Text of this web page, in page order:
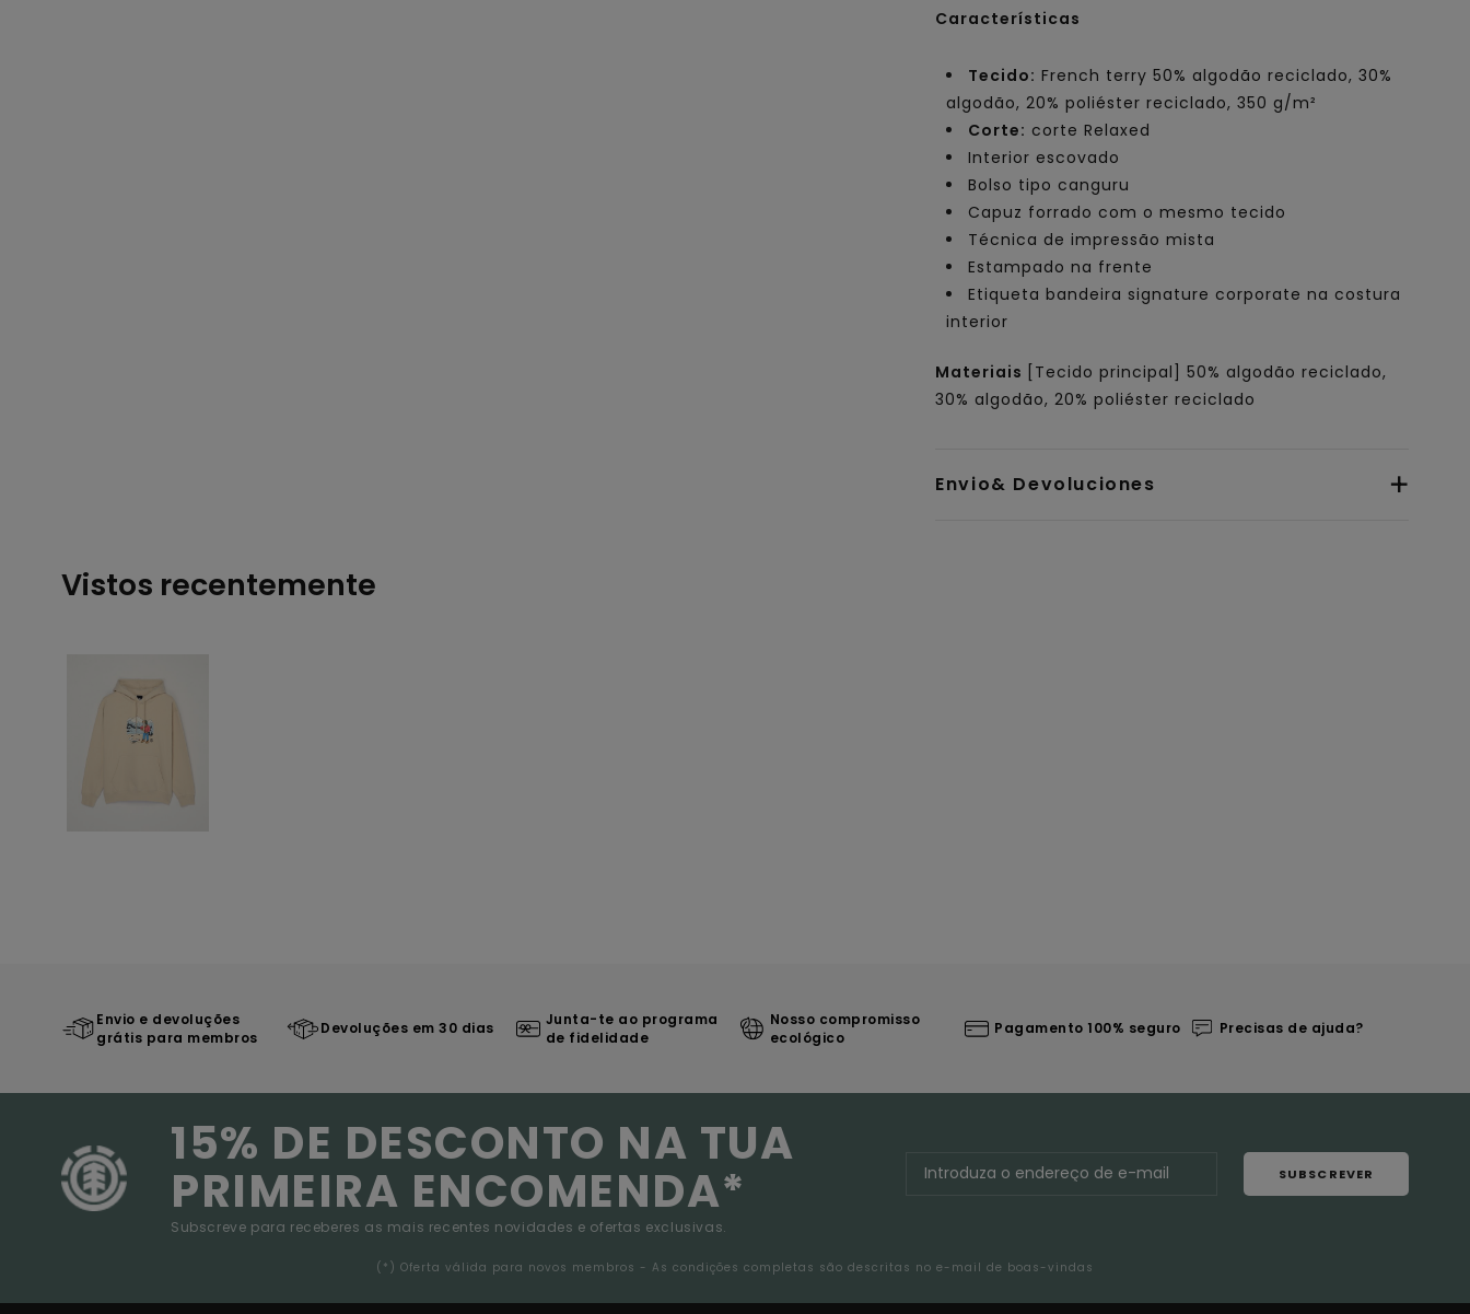
Características
Tecido: French terry 50% algodão reciclado, 30%
algodão, 20% poliéster reciclado, 350 g/m²
Corte: corte Relaxed
Interior escovado
Bolso tipo canguru
Capuz forrado com o mesmo tecido
Técnica de impressão mista
Estampado na frente
Etiqueta bandeira signature corporate na costura
interior
Materiais
[Tecido principal] 50% algodão reciclado,
30% algodão, 20% poliéster reciclado
Envio& Devoluciones
Vistos recentemente
Envio e devoluções
grátis para membros
Devoluções em 30 dias
Junta-te ao programa
de fidelidade
Nosso compromisso
ecológico
Pagamento 100% seguro Precisas de ajuda?
15% DE DESCONTO NA TUA
PRIMEIRA ENCOMENDA*
Subscreve para receberes as mais recentes novidades e ofertas exclusivas.
SUBSCREVER
(*) Oferta válida para novos membros - As condições completas são descritas no e-mail de boas-vindas